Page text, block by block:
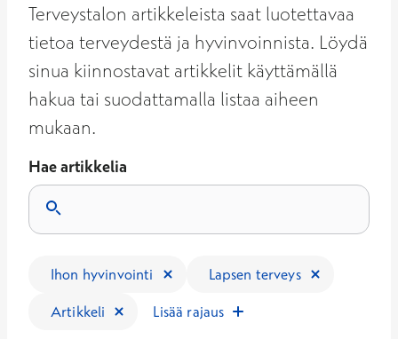
Terveystalon artikkeleista saat luotettavaa
tietoa terveydestä ja hyvinvoinnista. Löydä
sinua kiinnostavat artikkelit käyttämällä
hakua tai suodattamalla listaa aiheen
mukaan.
Hae artikkelia
Ihon hyvinvointi
Lapsen terveys
Artikkeli Lisää rajaus